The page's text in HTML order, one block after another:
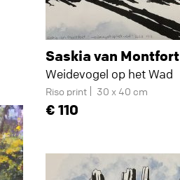
Saskia van Montfort
Weidevogel op het Wad
Riso print 30 x 40 cm
110